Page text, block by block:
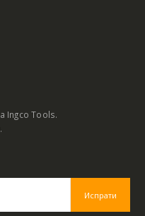
Ingco Tools.